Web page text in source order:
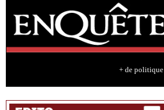
+ de politique